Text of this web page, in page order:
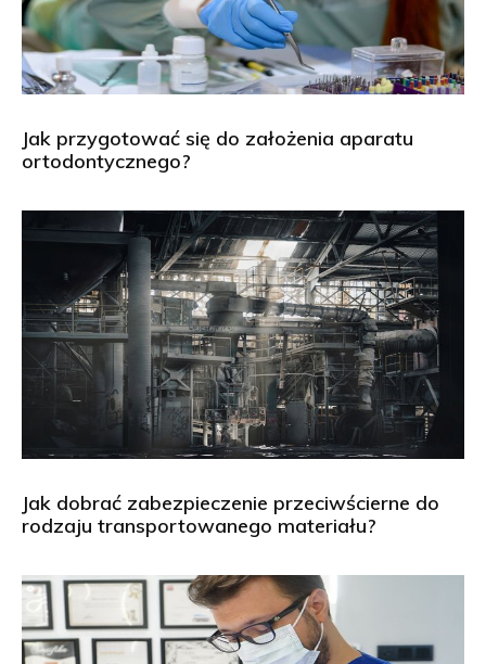
Jak przygotować się do założenia aparatu
ortodontycznego?
Jak dobrać zabezpieczenie przeciwścierne do
rodzaju transportowanego materiału?